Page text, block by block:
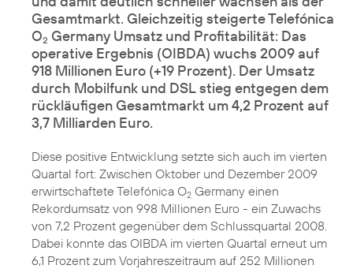
Gesamtmarkt. Gleichzeitig steigerte Telefónica
O2 Germany Umsatz und Profitabilität: Das
operative Ergebnis (OIBDA) wuchs 2009 auf
918 Millionen Euro (+19 Prozent). Der Umsatz
durch Mobilfunk und DSL stieg entgegen dem
rückläufigen Gesamtmarkt um 4,2 Prozent auf
3,7 Milliarden Euro.
Diese positive Entwicklung setzte sich auch im vierten
Quartal fort: Zwischen Oktober und Dezember 2009
erwirtschaftete Telefónica O2 Germany einen
Rekordumsatz von 998 Millionen Euro - ein Zuwachs
von 7,2 Prozent gegenüber dem Schlussquartal 2008.
Dabei konnte das OIBDA im vierten Quartal erneut um
6,1 Prozent zum Vorjahreszeitraum auf 252 Millionen